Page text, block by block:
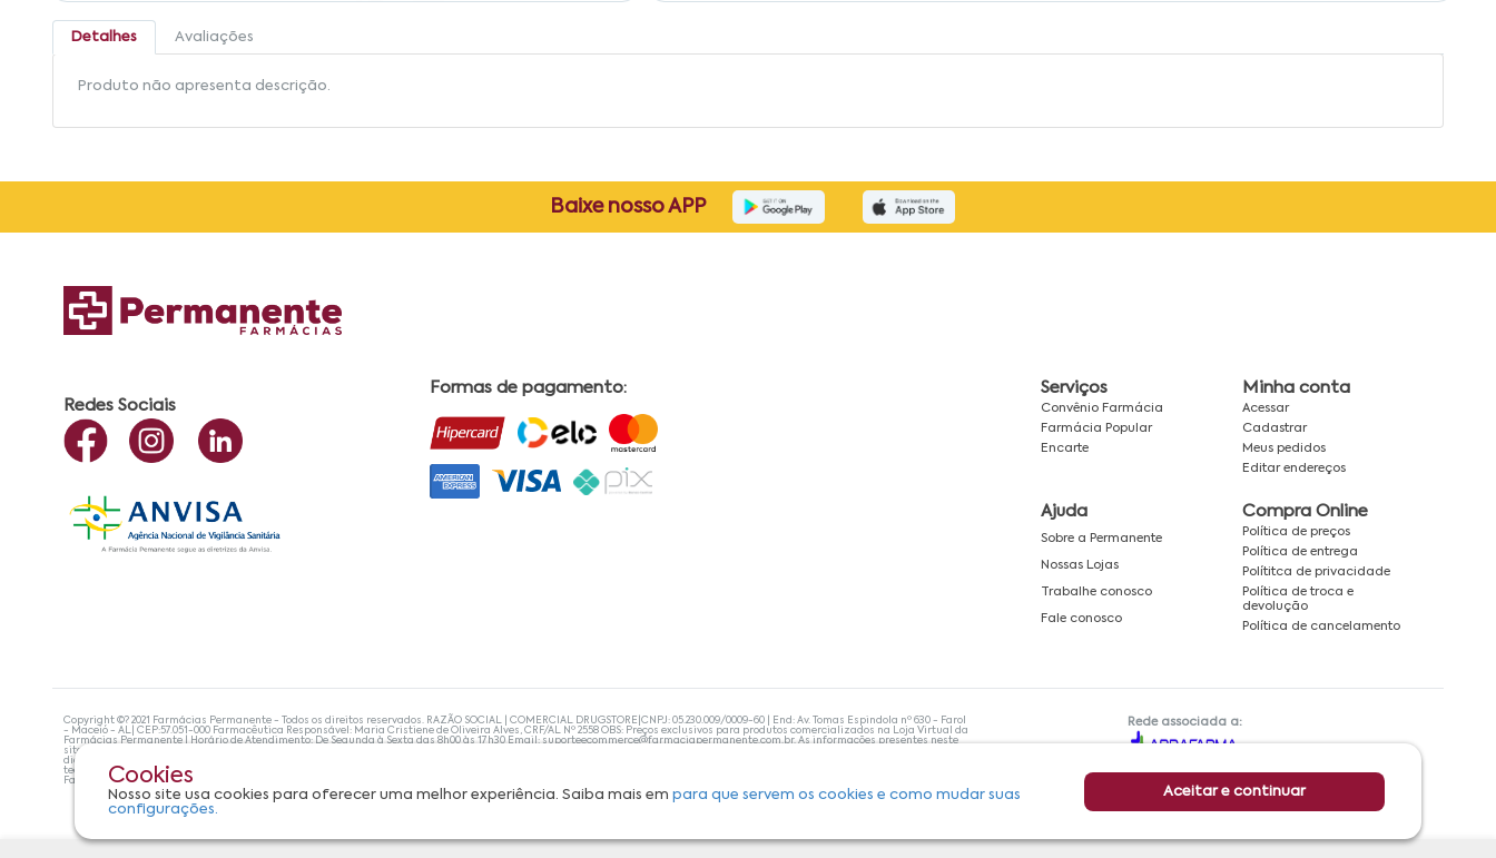
Detalhes Avaliações
Produto não apresenta descrição.
Cookies
Nosso site usa cookies para oferecer uma melhor experiência. Saiba mais empara que servem os cookies e como mudar suas
configurações.
Aceitar e continuar
Baixe nosso APP
Redes Sociais
Formas de pagamento: Serviços
Convênio Farmácia
Farmácia Popular
Encarte
Minha conta
Acessar
Cadastrar
Meus pedidos
Editar endereços
Ajuda
Sobre a Permanente
Nossas Lojas
Trabalhe conosco
Fale conosco
Compra Online
Política de preços
Política de entrega
Polítitca de privacidade
Política de troca e
devolução
Política de cancelamento
Copyright ©? 2021 Farmácias Permanente - Todos os direitos reservados. RAZÃO SOCIAL | COMERCIAL DRUGSTORE|CNPJ: 05.230.009/0009-60 | End: Av. Tomas Espindola nº 630 - Farol
- Maceió - AL| CEP:57.051-000 Farmacêutica Responsável: Maria Cristiene de Oliveira Alves, CRF/AL Nº 2558 OBS: Preços exclusivos para produtos comercializados na Loja Virtual da
Farmácias Permanente | Horário de Atendimento: De Segunda à Sexta das 8h00 às 17h30 Email: suporteecommerce@farmaciapermanente.com.br. As informações presentes neste
site não devem ser utilizadas para automedicação e, de forma alguma, substituem as orientações de um profissional da área médica. Apenas o médico está capacitado para
diagnosticar problemas de saúde e prescrever o tratamento adequado. Se os sintomas persistirem, um médico deve ser consultado. A Farmácia Permanente trabalha com as
tecnologias mais avançadas de proteção de dados, para que você possa realizar suas compras com tranquilidade. A privacidade e a segurança dos clientes são compromissos da
Farmácias Permanente. Todos os pedidos efetuados estão sujeitos à confirmação da disponibilidade de produto em nosso estoque.
Rede associada a: